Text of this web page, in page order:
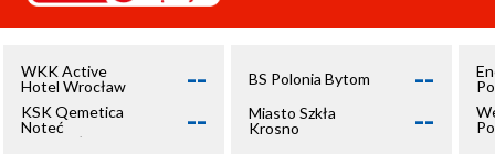
WKK Active
Hotel Wrocław
--
KSK Qemetica
Noteć
Inowrocław
--
BS Polonia Bytom --
Miasto Szkła
Krosno
--